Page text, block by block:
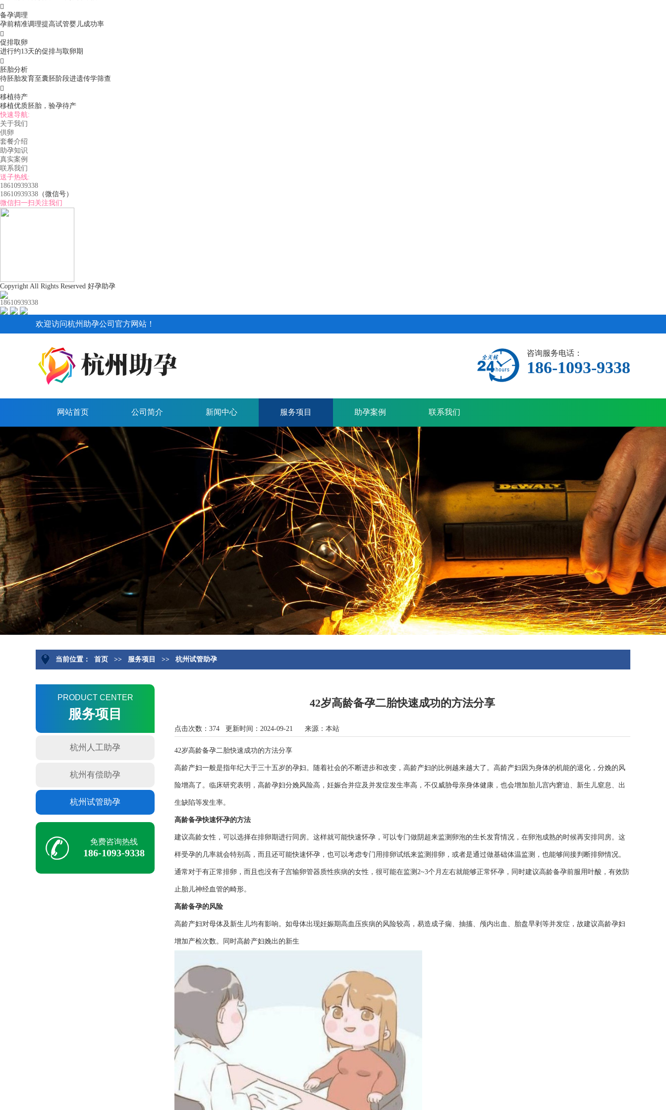

备孕调理
孕前精准调理提高试管婴儿成功率

促排取卵
进行约13天的促排与取卵期

胚胎分析
待胚胎发育至囊胚阶段进遗传学筛查

移植待产
移植优质胚胎，验孕待产
快速导航:
关于我们
供卵
套餐介绍
助孕知识
真实案例
联系我们
送子热线:
18610939338
18610939338 （微信号）
微信扫一扫关注我们
Copyright All Rights Reserved 好孕助孕
18610939338
欢迎访问杭州助孕公司官方网站！
咨询服务电话：
186-1093-9338
网站首页 公司简介 新闻中心 服务项目 助孕案例 联系我们
当前位置： 首页 >> 服务项目 >> 杭州试管助孕
PRODUCT CENTER
服务项目
杭州人工助孕
杭州有偿助孕
杭州试管助孕
免费咨询热线
186-1093-9338
42岁高龄备孕二胎快速成功的方法分享
点击次数：374 更新时间：2024-09-21 来源：本站
42岁高龄备孕二胎快速成功的方法分享
高龄产妇一般是指年纪大于三十五岁的孕妇。随着社会的不断进步和改变，高龄产妇的比例越来越大了。高龄产妇因为身体的机能的退化，分娩的风
险增高了。临床研究表明，高龄孕妇分娩风险高，妊娠合并症及并发症发生率高，不仅威胁母亲身体健康，也会增加胎儿宫内窘迫、新生儿窒息、出
生缺陷等发生率。
高龄备孕快速怀孕的方法
建议高龄女性，可以选择在排卵期进行同房。这样就可能快速怀孕，可以专门做阴超来监测卵泡的生长发育情况，在卵泡成熟的时候再安排同房。这
样受孕的几率就会特别高，而且还可能快速怀孕，也可以考虑专门用排卵试纸来监测排卵，或者是通过做基础体温监测，也能够间接判断排卵情况。
通常对于有正常排卵，而且也没有子宫输卵管器质性疾病的女性，很可能在监测2~3个月左右就能够正常怀孕，同时建议高龄备孕前服用叶酸，有效防
止胎儿神经血管的畸形。
高龄备孕的风险
高龄产妇对母体及新生儿均有影响。如母体出现妊娠期高血压疾病的风险较高，易造成子痫、抽搐、颅内出血、胎盘早剥等并发症，故建议高龄孕妇
增加产检次数。同时高龄产妇娩出的新生